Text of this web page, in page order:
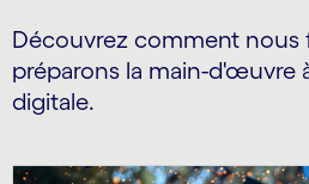
Découvrez comment nous
préparons la main-d'œuvre
digitale.